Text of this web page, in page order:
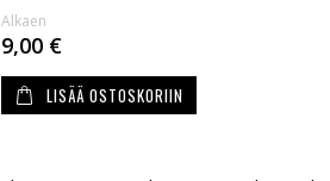
Alkaen
9,00 €
LISÄÄ OSTOSKORIIN